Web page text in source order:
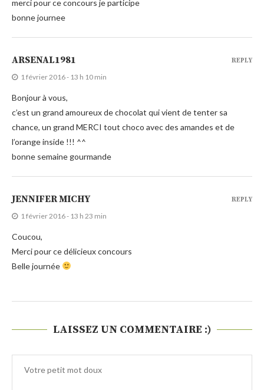
merci pour ce concours je participe
bonne journee
ARSENAL1981
1 février 2016 - 13 h 10 min
Bonjour à vous,
c’est un grand amoureux de chocolat qui vient de tenter sa
chance, un grand MERCI tout choco avec des amandes et de
l’orange inside !!! ^^
bonne semaine gourmande
REPLY
JENNIFER MICHY
1 février 2016 - 13 h 23 min
Coucou,
Merci pour ce délicieux concours
Belle journée
REPLY
LAISSEZ UN COMMENTAIRE :)